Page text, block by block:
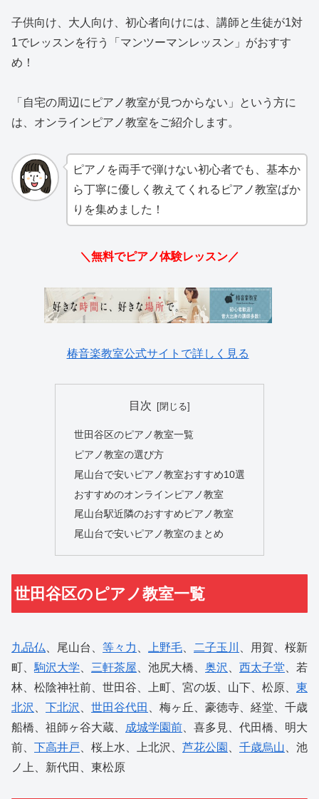
子供向け、大人向け、初心者向けには、講師と生徒が1対
1でレッスンを行う「マンツーマンレッスン」がおすす
め！
「自宅の周辺にピアノ教室が見つからない」という方に
は、オンラインピアノ教室をご紹介します。
ピアノを両手で弾けない初心者でも、基本か
ら丁寧に優しく教えてくれるピアノ教室ばか
りを集めました！
＼無料でピアノ体験レッスン／
椿音楽教室公式サイトで詳しく見る
目次
世田谷区のピアノ教室一覧
ピアノ教室の選び方
尾山台で安いピアノ教室おすすめ10選
おすすめのオンラインピアノ教室
尾山台駅近隣のおすすめピアノ教室
尾山台で安いピアノ教室のまとめ
世田谷区のピアノ教室一覧
九品仏 、尾山台、 等々力 上野毛 二子玉川
、用賀、桜新
町、 駒沢大学 三軒茶屋 、池尻大橋、 奥沢 西太子堂 、若
林、松陰神社前、世田谷、上町、宮の坂、山下、松原、 東
北沢
下北沢 世田谷代田
、梅ヶ丘、豪徳寺、経堂、千歳
船橋、祖師ヶ谷大蔵、
成城学園前 、喜多見、代田橋、明大
前、 下高井戸 、桜上水、上北沢、 芦花公園 千歳烏山 、池
ノ上、新代田、東松原